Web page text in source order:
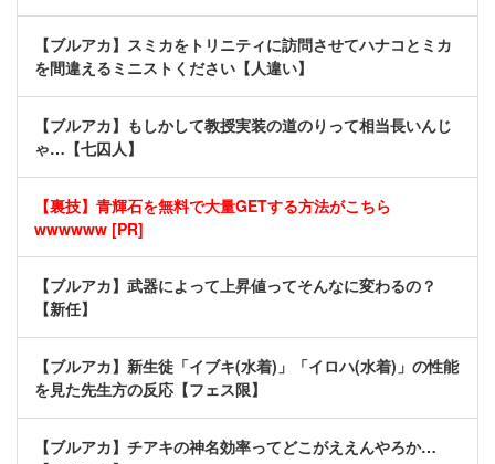
【ブルアカ】スミカをトリニティに訪問させてハナコとミカ
を間違えるミニストください【人違い】
【ブルアカ】もしかして教授実装の道のりって相当長いんじ
ゃ…【七囚人】
【裏技】青輝石を無料で大量GETする方法がこちら
wwwwww [PR]
【ブルアカ】武器によって上昇値ってそんなに変わるの？
【新任】
【ブルアカ】新生徒「イブキ(水着)」「イロハ(水着)」の性能
を見た先生方の反応【フェス限】
【ブルアカ】チアキの神名効率ってどこがええんやろか…